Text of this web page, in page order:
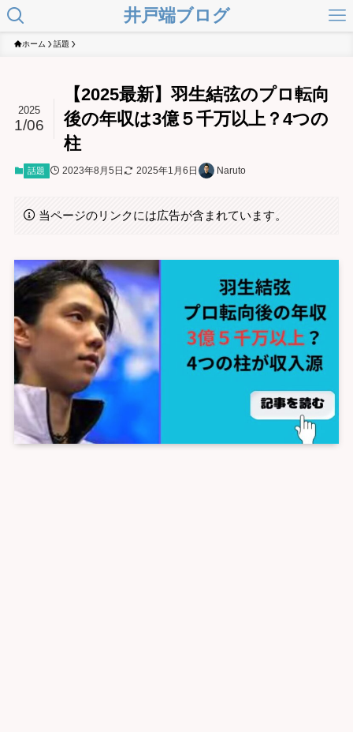
井戸端ブログ
ホーム 話題
【2025最新】羽生結弦のプロ転向
後の年収は3億５千万以上？4つの
柱
2025
1/06
話題 2023年8月5日 2025年1月6日 Naruto
当ページのリンクには広告が含まれています。